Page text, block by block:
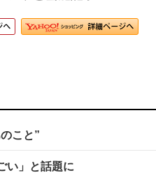
こと”
い」と話題に